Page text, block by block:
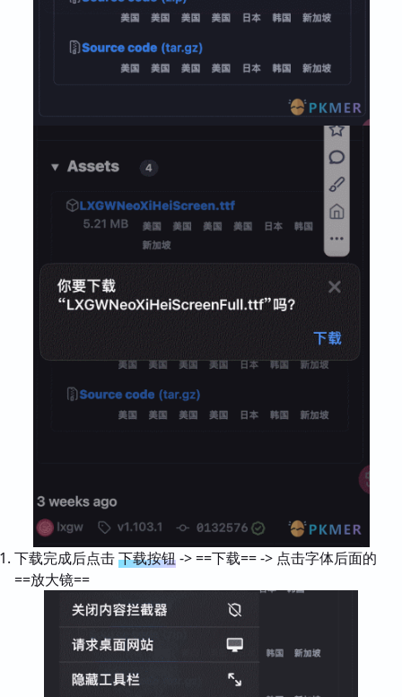
下载完成后点击下载按钮-> ==下载== -> 点击字体后面的
==放大镜==